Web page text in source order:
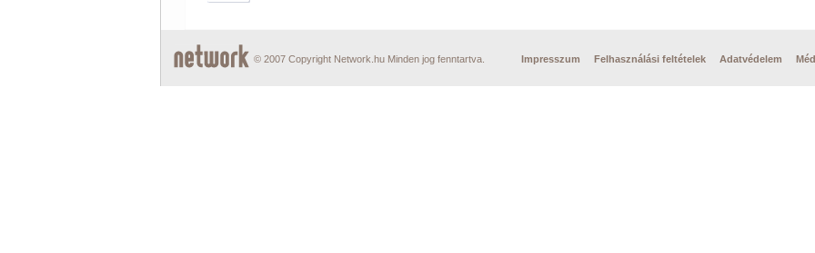
© 2007 Copyright Network.hu Minden jog fenntartva. Impresszum Felhasználási feltételek Adatvédelem